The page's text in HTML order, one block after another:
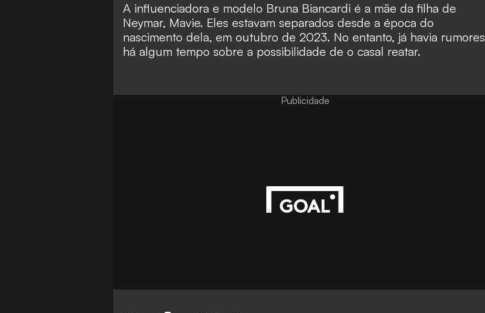
A influenciadora e modelo Bruna Biancardi é a mãe da filha de
Neymar, Mavie. Eles estavam separados desde a época do
nascimento dela, em outubro de 2023. No entanto, já havia rumores
há algum tempo sobre a possibilidade de o casal reatar.
Publicidade